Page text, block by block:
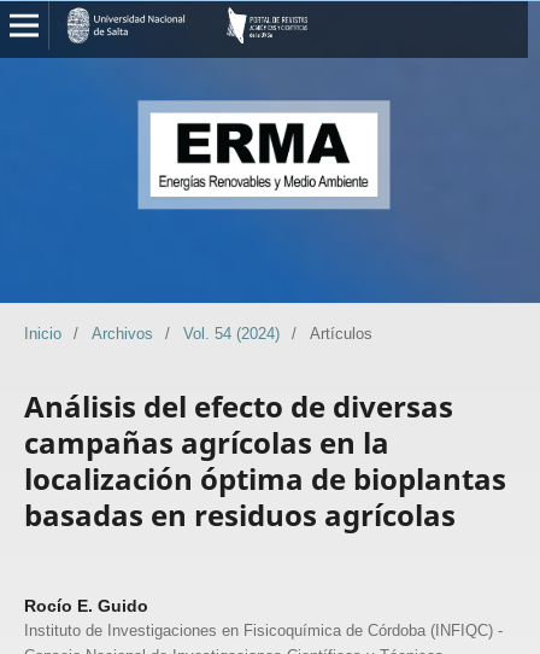
Inicio / Archivos / Vol. 54 (2024) / Artículos
Análisis del efecto de diversas
campañas agrícolas en la
localización óptima de bioplantas
basadas en residuos agrícolas
Rocío E. Guido
Instituto de Investigaciones en Fisicoquímica de Córdoba (INFIQC) -